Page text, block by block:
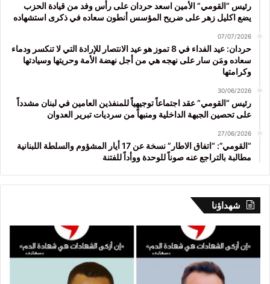
رئيس “القومي” الأمين اسعد حردان على رأس وفد من قيادة الحزب
يضع اكليل زهر على ضريح المؤسس أنطون سعاده في ذكرى استشهاده
07/07/2026
حردان: عيد الفداء في 8 تموز هو عيد الانتصار للإرادة التي لا تنكسر ودماء
سعاده ومَن سار على نهجه هي من أجل نهضة الأمة وحريتها وسيادتها
وكرامتها
30/06/2026
رئيس “القومي” عقد اجتماعاً توجيهياً للمنفذين العامين في لبنان مشدداً
على تحصين الجبهة الداخلية ومنبهاً من سرديات تبرير العدوان
27/06/2026
“القومي”: “اتفاق الاطار” نسخة عن 17 أيار المشؤوم والسلطة اللبنانية
مطالبة بالتراجع عنه صوناً للوحدة ووأداً للفتنة
شهداؤنا